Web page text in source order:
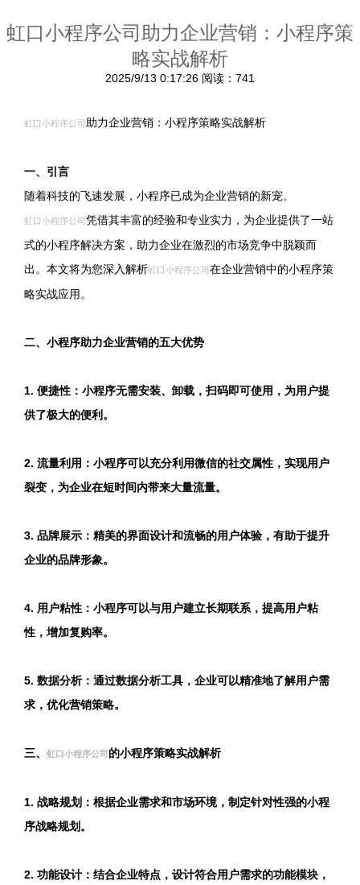
虹口小程序公司助力企业营销：小程序策
略实战解析
2025/9/13 0:17:26 阅读：741
虹口小程序公司 助力企业营销：小程序策略实战解析
一、引言
随着科技的飞速发展，小程序已成为企业营销的新宠。
虹口小程序公司 凭借其丰富的经验和专业实力，为企业提供了一站
式的小程序解决方案，助力企业在激烈的市场竞争中脱颖而
出。本文将为您深入解析虹口小程序公司 在企业营销中的小程序策
略实战应用。
二、小程序助力企业营销的五大优势
1. 便捷性：小程序无需安装、卸载，扫码即可使用，为用户提
供了极大的便利。
2. 流量利用：小程序可以充分利用微信的社交属性，实现用户
裂变，为企业在短时间内带来大量流量。
3. 品牌展示：精美的界面设计和流畅的用户体验，有助于提升
企业的品牌形象。
4. 用户粘性：小程序可以与用户建立长期联系，提高用户粘
性，增加复购率。
5. 数据分析：通过数据分析工具，企业可以精准地了解用户需
求，优化营销策略。
三、 虹口小程序公司 的小程序策略实战解析
1. 战略规划：根据企业需求和市场环境，制定针对性强的小程
序战略规划。
2. 功能设计：结合企业特点，设计符合用户需求的功能模块，